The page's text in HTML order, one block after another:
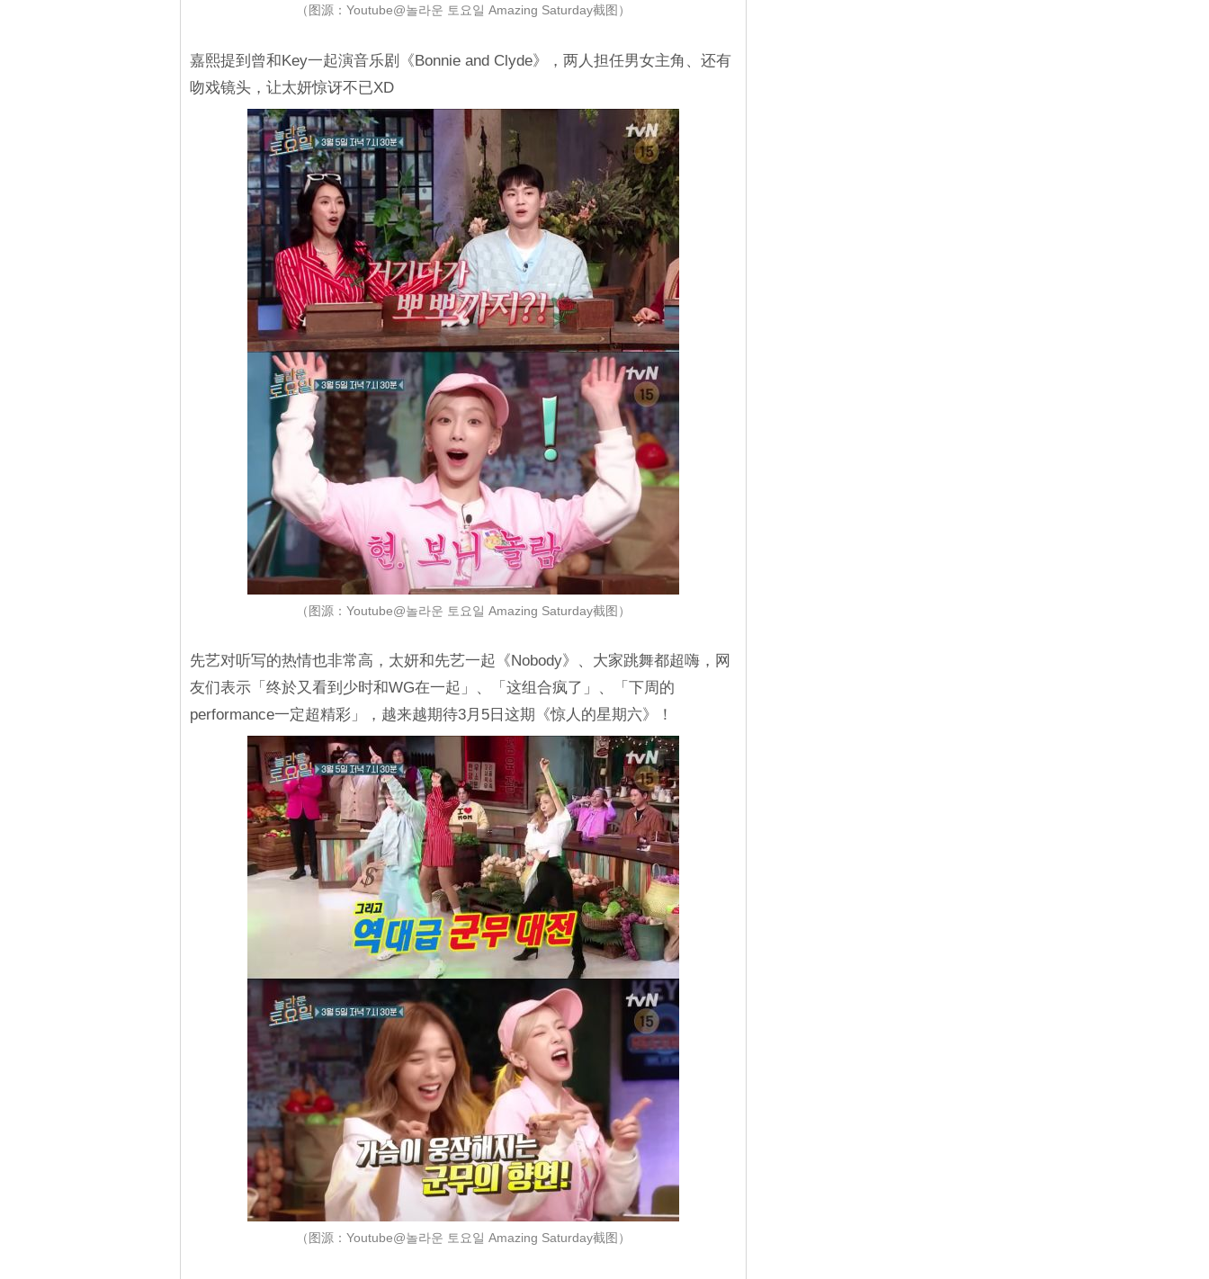
（图源：Youtube@놀라운 토요일 Amazing Saturday截图）
嘉熙提到曾和Key一起演音乐剧《Bonnie and Clyde》，两人担任男女主角、还有
吻戏镜头，让太妍惊讶不已XD
（图源：Youtube@놀라운 토요일 Amazing Saturday截图）
先艺对听写的热情也非常高，太妍和先艺一起《Nobody》、大家跳舞都超嗨，网
友们表示「终於又看到少时和WG在一起」、「这组合疯了」、「下周的
performance一定超精彩」，越来越期待3月5日这期《惊人的星期六》！
（图源：Youtube@놀라운 토요일 Amazing Saturday截图）